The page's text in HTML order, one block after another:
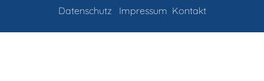
Datenschutz Impressum Kontakt